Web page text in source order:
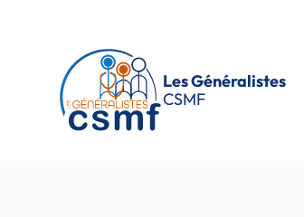
Les Généralistes
CSMF